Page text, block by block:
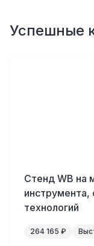
Успешные
Cтенд WB на
инструмента,
технологий
264 165 ₽